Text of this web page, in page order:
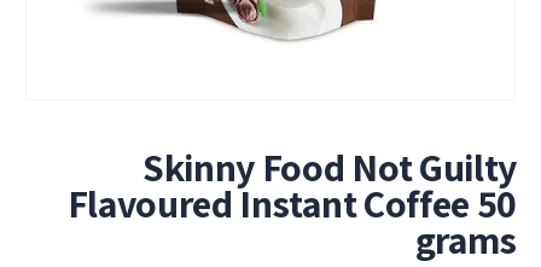
Skinny Food Not Guilty
Flavoured Instant Coffee 50
grams